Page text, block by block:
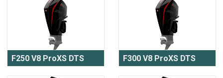
F250 V8 ProXS DTS F300 V8 ProXS DTS